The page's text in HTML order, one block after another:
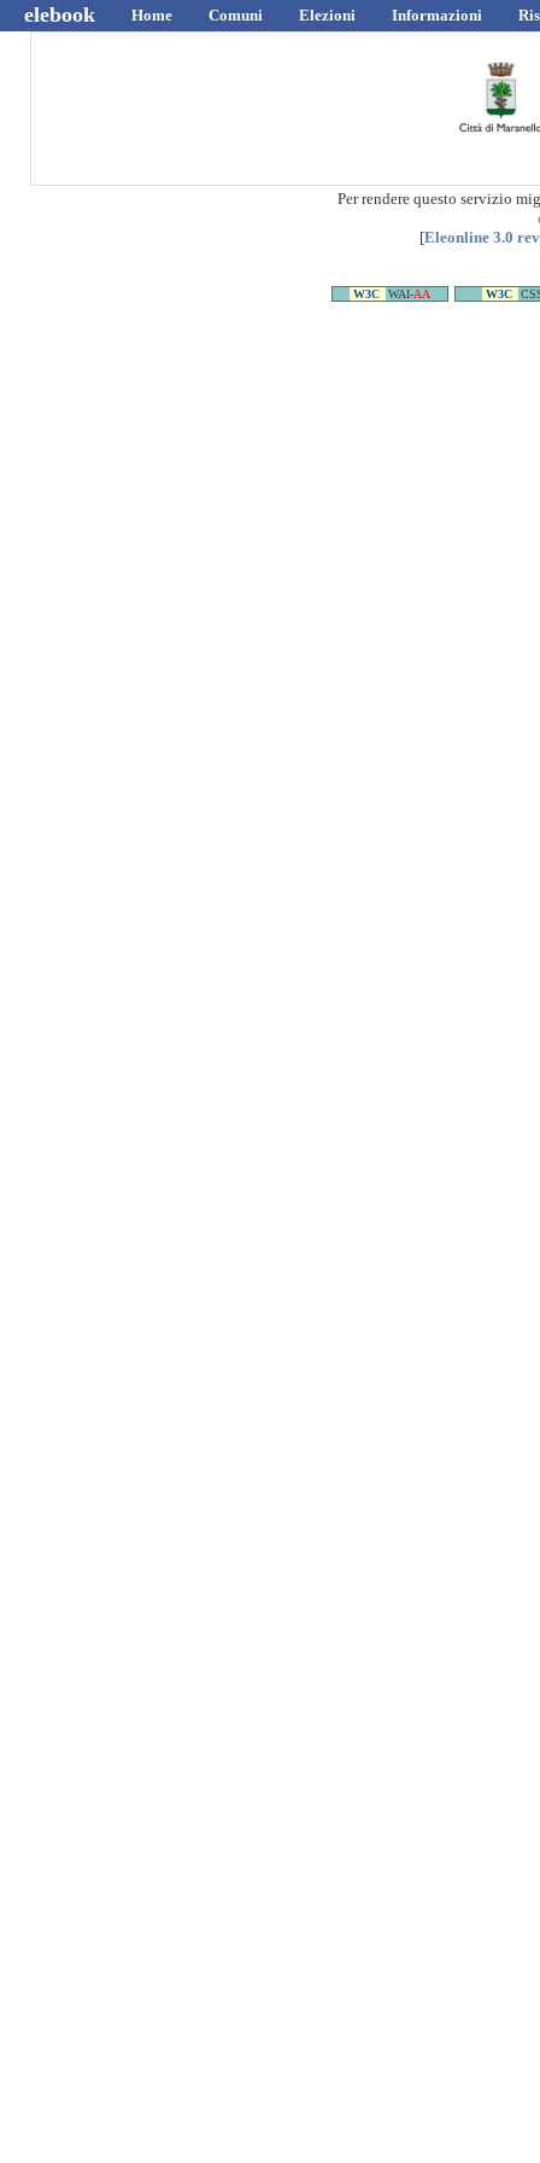
elebook Home Comuni Elezioni Informazioni
Per rendere questo servizio
[Eleonline 3.0
W3C WAI-AA W3C